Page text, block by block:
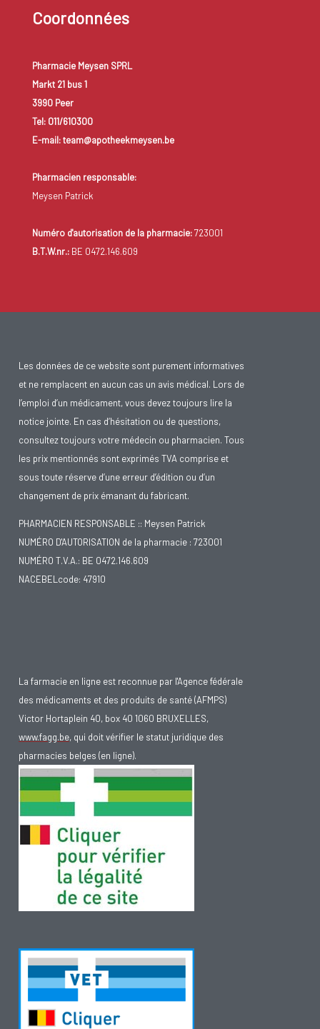
Coordonnées
Pharmacie Meysen SPRL
Markt 21 bus 1
3990 Peer
Tel: 011/610300
E-mail: team@apotheekmeysen.be
Pharmacien responsable:
Meysen Patrick
Numéro d'autorisation de la pharmacie:723001
B.T.W.nr.:BE 0472.146.609
Les données de ce website sont purement informatives
et ne remplacent en aucun cas un avis médical. Lors de
l’emploi d’un médicament, vous devez toujours lire la
notice jointe. En cas d’hésitation ou de questions,
consultez toujours votre médecin ou pharmacien. Tous
les prix mentionnés sont exprimés TVA comprise et
sous toute réserve d’une erreur d’édition ou d’un
changement de prix émanant du fabricant.
PHARMACIEN RESPONSABLE :: Meysen Patrick
NUMÉRO D'AUTORISATION de la pharmacie : 723001
NUMÉRO T.V.A.: BE 0472.146.609
NACEBELcode: 47910
La farmacie en ligne est reconnue par l'Agence fédérale
des médicaments et des produits de santé (AFMPS)
Victor Hortaplein 40, box 40 1060 BRUXELLES,
www.fagg.be, qui doit vérifier le statut juridique des
pharmacies belges (en ligne).